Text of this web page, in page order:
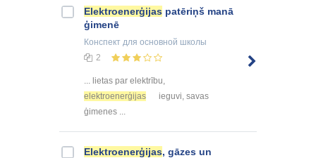
Elektroenerģijas patēriņš manā
ģimenē
Конспект для основной школы
2
... lietas par elektrību,
elektroenerģijas
ieguvi, savas
ģimenes ...
Elektroenerģijas, gāzes un